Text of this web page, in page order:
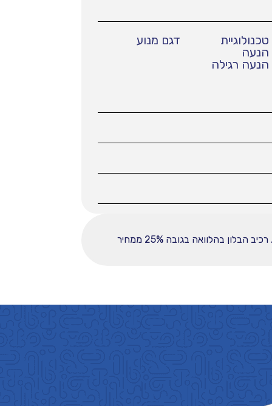
טכנולוגיית
הנעה
הנעה רגילה
דגם מנוע
ההחזר החודשי לחודש המפורט לעיל מבוסס על עסקה הכוללת מקדמה בסך 36000, ובפריסה ל-60 תשלומים. רכיב הבלון בהלוואה בגובה 25% ממחיר